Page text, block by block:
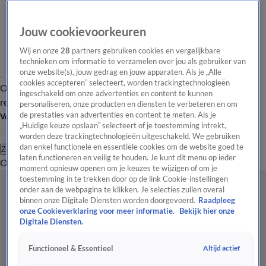
Overzicht Laatste nieuws Regionieuws Het beste van Hart
Tip de
redactie
Volg Hart van Nederland
Zoeken
OverzichtRegioUitzendingenWeerTip de redactiePanelVideo's
Jouw cookievoorkeuren
Wij en onze28 partners gebruiken cookies en vergelijkbare
technieken om informatie te verzamelen over jou als gebruiker van
onze website(s), jouw gedrag en jouw apparaten. Als je „Alle
cookies accepteren” selecteert, worden trackingtechnologieën
ingeschakeld om onze advertenties en content te kunnen
personaliseren, onze producten en diensten te verbeteren en om
de prestaties van advertenties en content te meten. Als je
„Huidige keuze opslaan” selecteert of je toestemming intrekt,
worden deze trackingtechnologieën uitgeschakeld. We gebruiken
dan enkel functionele en essentiële cookies om de website goed te
laten functioneren en veilig te houden. Je kunt dit menu op ieder
moment opnieuw openen om je keuzes te wijzigen of om je
toestemming in te trekken door op de link Cookie-instellingen
onder aan de webpagina te klikken. Je selecties zullen overal
binnen onze Digitale Diensten worden doorgevoerd. Raadpleeg
onze Cookieverklaring voor meer informatie.
Bekijk hier onze
Digitale Diensten.
Functioneel & Essentieel Altijd actief